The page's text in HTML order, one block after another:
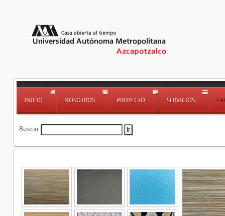
INICIO NOSOTROS PROYECTO SERVICIOS
Buscar